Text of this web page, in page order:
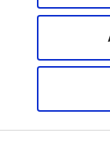
Emmeti - C.I.F. ES